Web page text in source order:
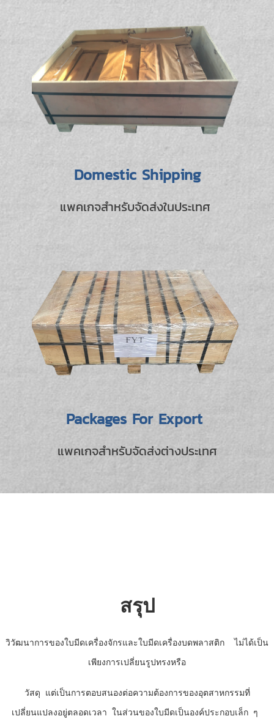
Domestic Shipping
แพคเกจสำหรับจัดส่งในประเทศ
Packages For Export
แพคเกจสำหรับจัดส่งต่างประเทศ
สรุป
วิวัฒนาการของใบมีดเครื่องจักรและใบมีดเครื่องบดพลาสติกไม่ได้เป็น
เพียงการเปลี่ยนรูปทรงหรือ
วัสดุ แต่เป็นการตอบสนองต่อความต้องการของอุตสาหกรรมที่
เปลี่ยนแปลงอยู่ตลอดเวลา ในส่วนของใบมีดเป็นองค์ประกอบเล็ก ๆ